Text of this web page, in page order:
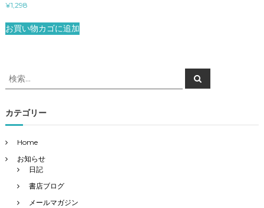
¥1,298
お買い物カゴに追加
検
索
象
:
検
索
カテゴリー
Home
お知らせ
日記
書店ブログ
メールマガジン